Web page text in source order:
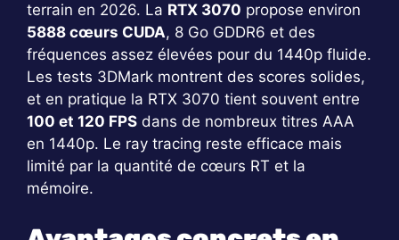
terrain en 2026. La RTX 3070 propose environ
5888 cœurs CUDA, 8 Go GDDR6 et des
fréquences assez élevées pour du 1440p fluide.
Les tests 3DMark montrent des scores solides,
et en pratique la RTX 3070 tient souvent entre
100 et 120 FPS dans de nombreux titres AAA
en 1440p. Le ray tracing reste efficace mais
limité par la quantité de cœurs RT et la
mémoire.